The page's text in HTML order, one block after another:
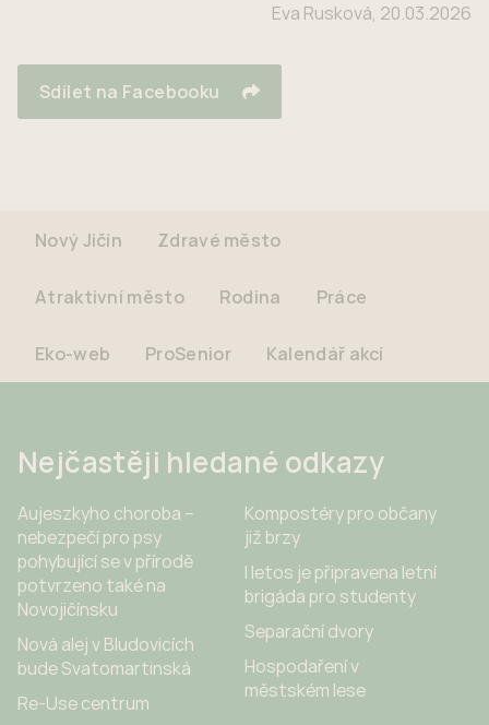
Eva Rusková, 20.03.2026
Sdílet na Facebooku
Nový Jičín Zdravé město
Atraktivní město Rodina Práce
Eko-web ProSenior Kalendář akcí
Nejčastěji hledané odkazy
Aujeszkyho choroba –
nebezpečí pro psy
pohybující se v přírodě
potvrzeno také na
Novojičínsku
Nová alej v Bludovicích
bude Svatomartinská
Re-Use centrum
Kompostéry pro občany
již brzy
I letos je připravena letní
brigáda pro studenty
Separační dvory
Hospodaření v
městském lese